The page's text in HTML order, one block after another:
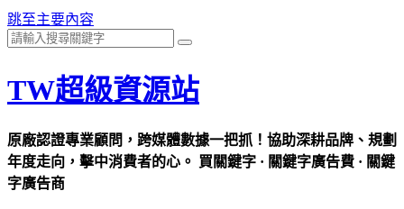
跳至主要內容
TW超級資源站
原廠認證專業顧問，跨媒體數據一把抓！協助深耕品牌、規劃
年度走向，擊中消費者的心。 買關鍵字 · 關鍵字廣告費 · 關鍵
字廣告商